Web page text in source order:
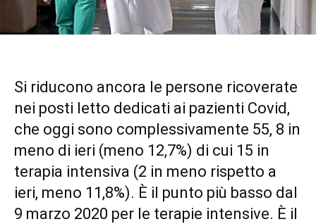
Si riducono ancora le persone ricoverate
nei posti letto dedicati ai pazienti Covid,
che oggi sono complessivamente 55, 8 in
meno di ieri (meno 12,7%) di cui 15 in
terapia intensiva (2 in meno rispetto a
ieri, meno 11,8%). È il punto più basso dal
9 marzo 2020 per le terapie intensive. È il